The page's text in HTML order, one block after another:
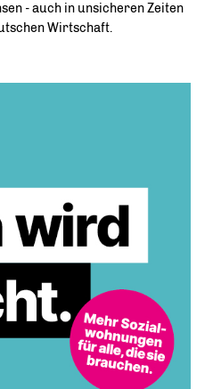
- auch in unsicheren Zeiten
Wirtschaft.